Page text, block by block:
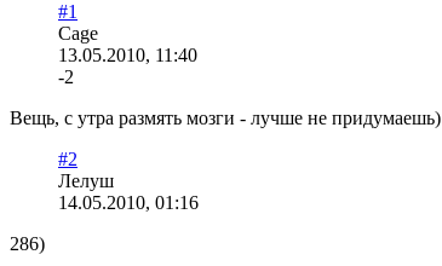
#1
Cage
13.05.2010, 11:40
-2
Вещь, с утра размять мозги - лучше не придумаешь)
#2
Лелуш
14.05.2010, 01:16
286)